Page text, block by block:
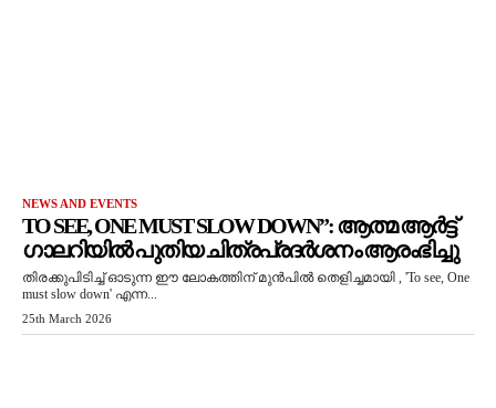
NEWS AND EVENTS
TO SEE, ONE MUST SLOW DOWN”: ആത്മ ആർട്ട്
ഗാലറിയിൽ പുതിയ ചിത്രപ്രദർശനം ആരംഭിച്ചു
തിരക്കുപിടിച്ച് ഓടുന്ന ഈ ലോകത്തിന് മുൻപിൽ തെളിച്ചമായി , 'To see, One
must slow down' എന്ന...
25th March 2026